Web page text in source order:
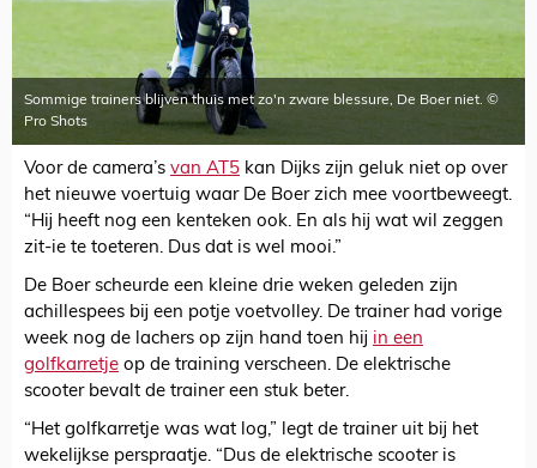
Sommige trainers blijven thuis met zo'n zware blessure, De Boer niet. ©
Pro Shots
Voor de camera’s van AT5 kan Dijks zijn geluk niet op over
het nieuwe voertuig waar De Boer zich mee voortbeweegt.
“Hij heeft nog een kenteken ook. En als hij wat wil zeggen
zit-ie te toeteren. Dus dat is wel mooi.”
De Boer scheurde een kleine drie weken geleden zijn
achillespees bij een potje voetvolley. De trainer had vorige
week nog de lachers op zijn hand toen hij in een
golfkarretje op de training verscheen. De elektrische
scooter bevalt de trainer een stuk beter.
“Het golfkarretje was wat log,” legt de trainer uit bij het
wekelijkse perspraatje. “Dus de elektrische scooter is